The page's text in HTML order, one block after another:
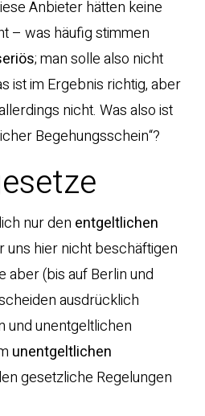
Anbieter hätten keine
– was häufig stimmen
; man solle also nicht
ist im Ergebnis richtig, aber
nicht. Was also ist
Begehungsschein“?
nur den entgeltlichen
uns hier nicht beschäftigen
aber (bis auf Berlin und
ausdrücklich
und unentgeltlichen
unentgeltlichen
gesetzliche Regelungen